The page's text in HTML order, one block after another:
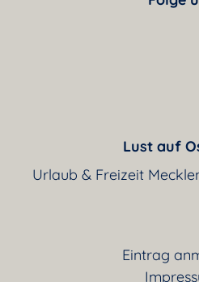
Lust auf
Urlaub & Freizeit
Eintrag